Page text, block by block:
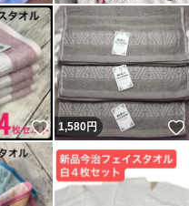
いいね！
1,580円